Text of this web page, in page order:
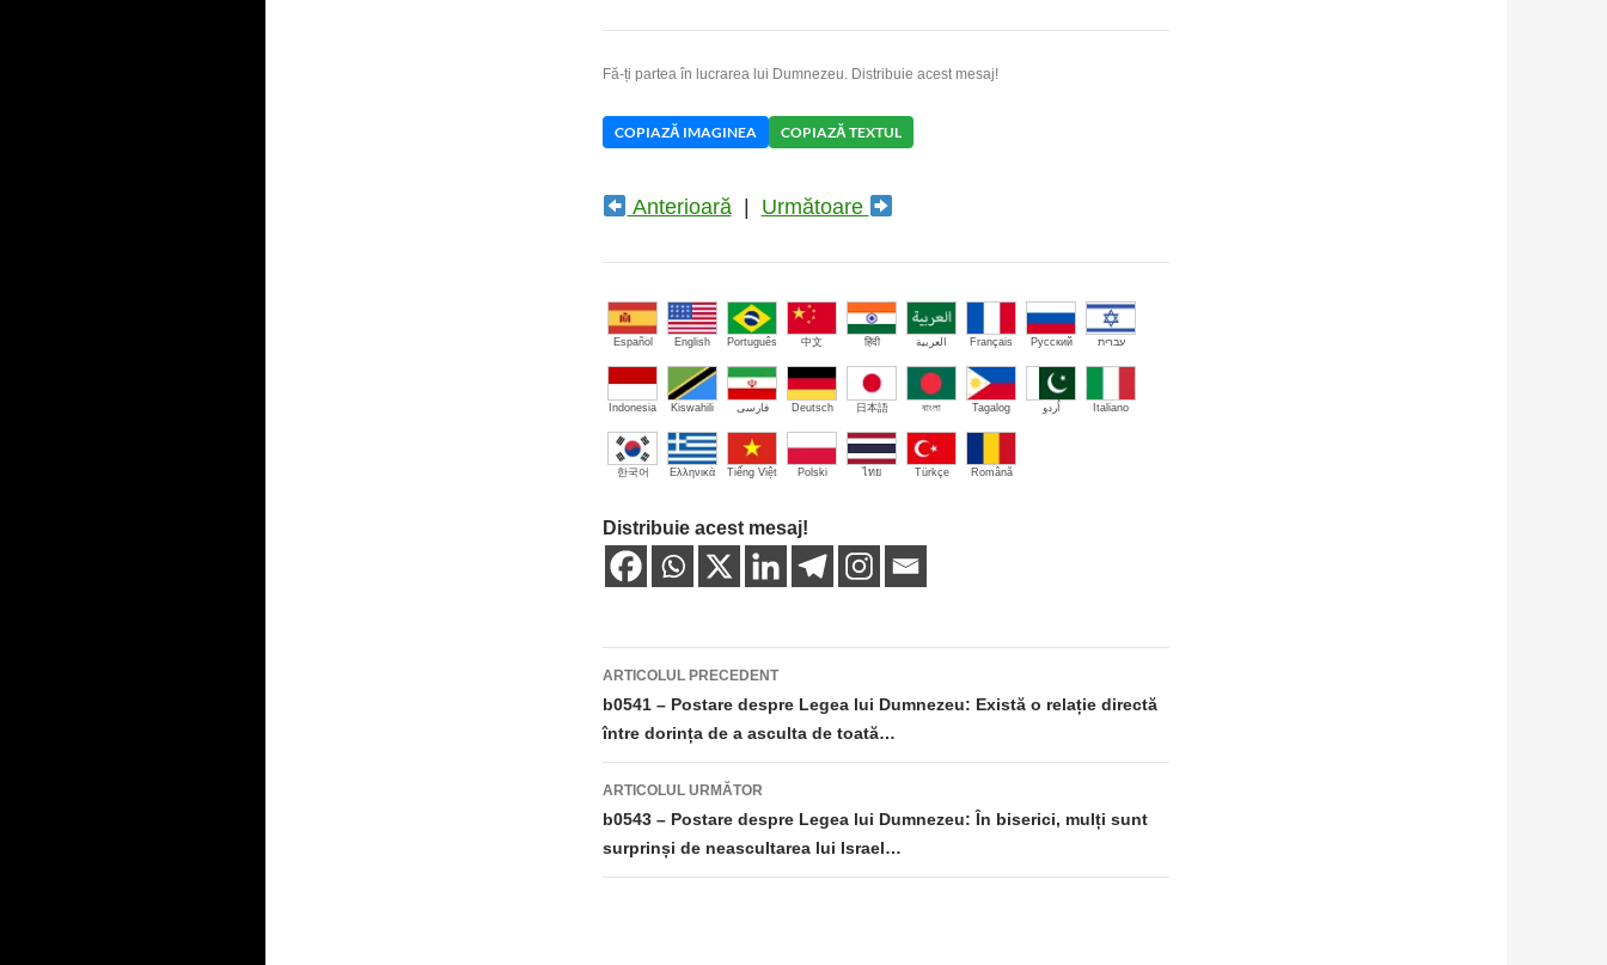
Fă-ți partea în lucrarea lui Dumnezeu. Distribuie acest mesaj!
COPIAZĂ IMAGINEA COPIAZĂ TEXTUL
Anterioară| Următoare
Español English Português 中文 हिंदी العربية Français Русский עברית
Indonesia Kiswahili فارسی Deutsch 日本語 বাংলা Tagalog اُردو Italiano
한국어 Ελληνικά Tiếng Việt Polski ไทย Türkçe Română
Distribuie acest mesaj!
Navigare
în
articole
ARTICOLUL PRECEDENT
b0541 – Postare despre Legea lui Dumnezeu: Există o relație directă
între dorința de a asculta de toată…
ARTICOLUL URMĂTOR
b0543 – Postare despre Legea lui Dumnezeu: În biserici, mulți sunt
surprinși de neascultarea lui Israel…